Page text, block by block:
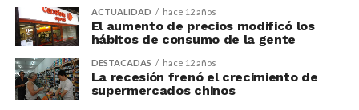
ACTUALIDAD hace 12 años
El aumento de precios modificó los
hábitos de consumo de la gente
DESTACADAS hace 12 años
La recesión frenó el crecimiento de
supermercados chinos